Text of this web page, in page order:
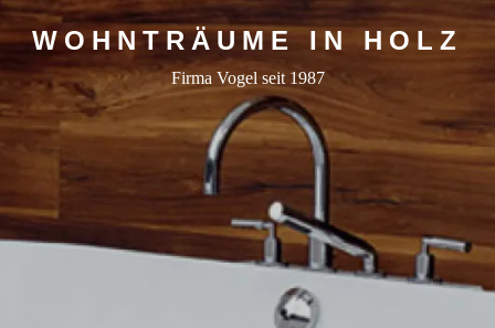
WOHNTRÄUME IN HOLZ
Firma Vogel seit 1987